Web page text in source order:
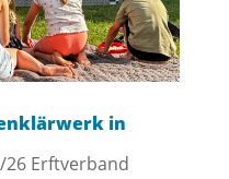
in
26 Erftverband